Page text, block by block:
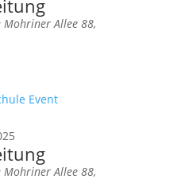
Mohriner Allee 88,
Mohriner Allee 88,